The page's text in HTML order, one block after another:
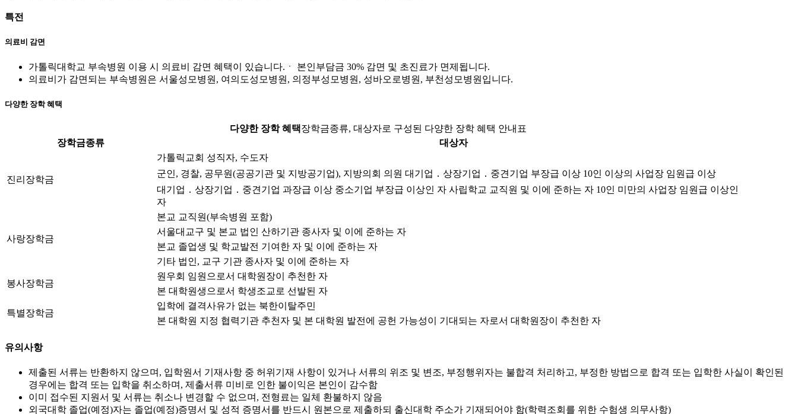
특전
의료비 감면
가톨릭대학교 부속병원 이용 시 의료비 감면 혜택이 있습니다.ㆍ 본인부담금 30% 감면 및 초진료가 면제됩니다.
의료비가 감면되는 부속병원은 서울성모병원, 여의도성모병원, 의정부성모병원, 성바오로병원, 부천성모병원입니다.
다양한 장학 혜택
다양한 장학 혜택장학금종류, 대상자로 구성된 다양한 장학 혜택 안내표
장학금종류
대상자
진리장학금
가톨릭교회 성직자, 수도자
군인, 경찰, 공무원(공공기관 및 지방공기업), 지방의회 의원 대기업 ․ 상장기업 ․ 중견기업 부장급 이상 10인 이상의 사업장 임원급 이상
대기업 ․ 상장기업 ․ 중견기업 과장급 이상 중소기업 부장급 이상인 자 사립학교 교직원 및 이에 준하는 자 10인 미만의 사업장 임원급 이상인
자
사랑장학금
본교 교직원(부속병원 포함)
서울대교구 및 본교 법인 산하기관 종사자 및 이에 준하는 자
본교 졸업생 및 학교발전 기여한 자 및 이에 준하는 자
기타 법인, 교구 기관 종사자 및 이에 준하는 자
봉사장학금
원우회 임원으로서 대학원장이 추천한 자
본 대학원생으로서 학생조교로 선발된 자
특별장학금
입학에 결격사유가 없는 북한이탈주민
본 대학원 지정 협력기관 추천자 및 본 대학원 발전에 공헌 가능성이 기대되는 자로서 대학원장이 추천한 자
유의사항
제출된 서류는 반환하지 않으며, 입학원서 기재사항 중 허위기재 사항이 있거나 서류의 위조 및 변조, 부정행위자는 불합격 처리하고, 부정한 방법으로 합격 또는 입학한 사실이 확인된
경우에는 합격 또는 입학을 취소하며, 제출서류 미비로 인한 불이익은 본인이 감수함
이미 접수된 지원서 및 서류는 취소나 변경할 수 없으며, 전형료는 일체 환불하지 않음
외국대학 졸업(예정)자는 졸업(예정)증명서 및 성적 증명서를 반드시 원본으로 제출하되 출신대학 주소가 기재되어야 함(학력조회를 위한 수험생 의무사항)